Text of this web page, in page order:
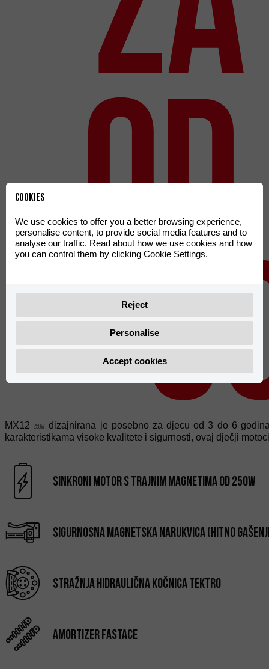
MX12250W dizajnirana je posebno za djecu od 3 do 6
karakteristikama visoke kvalitete i sigurnosti, ovaj dječji
Sinkroni motor s trajnim magnetima od 250W
Sigurnosna magnetska narukvica (hitno
Stražnja hidraulična kočnica Tektro
Amortizer Fastace
Cookies
We use cookies to offer you a better browsing experience,
personalise content, to provide social media features and to
analyse our traffic. Read about how we use cookies and how
you can control them by clicking Cookie Settings.
Reject
Personalise
Accept cookies